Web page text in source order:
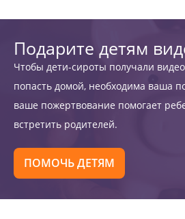
Подарите детям
Чтобы дети-сироты получали
попасть домой, необходима ваша
ваше пожертвование помогает
встретить родителей.
ПОМОЧЬ ДЕТЯМ